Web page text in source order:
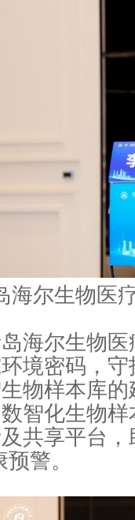
海尔生物医
尔生物医
环境密码，
物样本库
智化生物
共享平台
警。